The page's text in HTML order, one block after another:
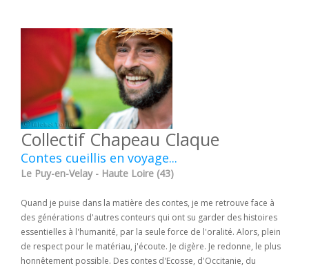
Collectif Chapeau Claque
Contes cueillis en voyage...
Le Puy-en-Velay - Haute Loire (43)
Quand je puise dans la matière des contes, je me retrouve face à
des générations d'autres conteurs qui ont su garder des histoires
essentielles à l'humanité, par la seule force de l'oralité. Alors, plein
de respect pour le matériau, j'écoute. Je digère. Je redonne, le plus
honnêtement possible. Des contes d'Ecosse, d'Occitanie, du